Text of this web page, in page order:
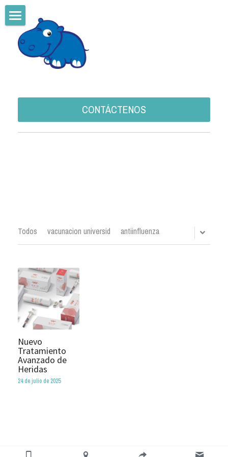
CONTÁCTENOS
Home
VACUNACION OCUPACIONAL
DIGA NO AL CANCER
Ingresar/Registrarse
Todos vacunacion universid antiinfluenza
Nuevo
Tratamiento
Avanzado de
Heridas
24 de julio de 2025